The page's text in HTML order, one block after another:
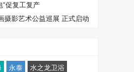
”促复工复产
摄影艺术公益巡展 正式启动
永泰 水之龙卫浴